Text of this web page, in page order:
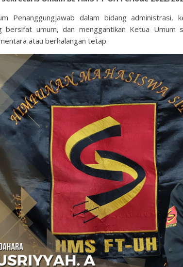
Penanggungjawab dalam bidang administrasi,
bersifat umum, dan menggantikan Ketua Umum
atau berhalangan tetap.